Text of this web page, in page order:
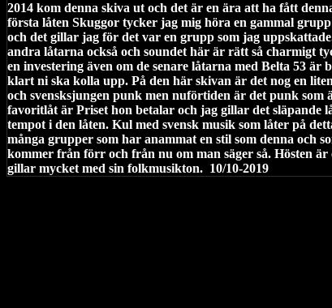
2014 kom denna skiva ut och det är en ära att ha fått
första låten Skuggor tycker jag mig höra en gammal
och det gillar jag för det var en grupp som jag
andra låtarna också och soundet här är rätt så charmigt
en investering även om de senare låtarna med Belta 53 är
klart ni ska kolla upp. På den här skivan är det nog en
och svensksjungen punk men nuförtiden är det punk som
favoritlåt är Priset hon betalar och jag gillar det släpande
tempot i den låten. Kul med svensk musik som låter på
många grupper som har anammat en stil som denna och
kommer från förr och från nu om man säger så. Hösten är
gillar mycket med sin folkmusikton. 10/10-2019